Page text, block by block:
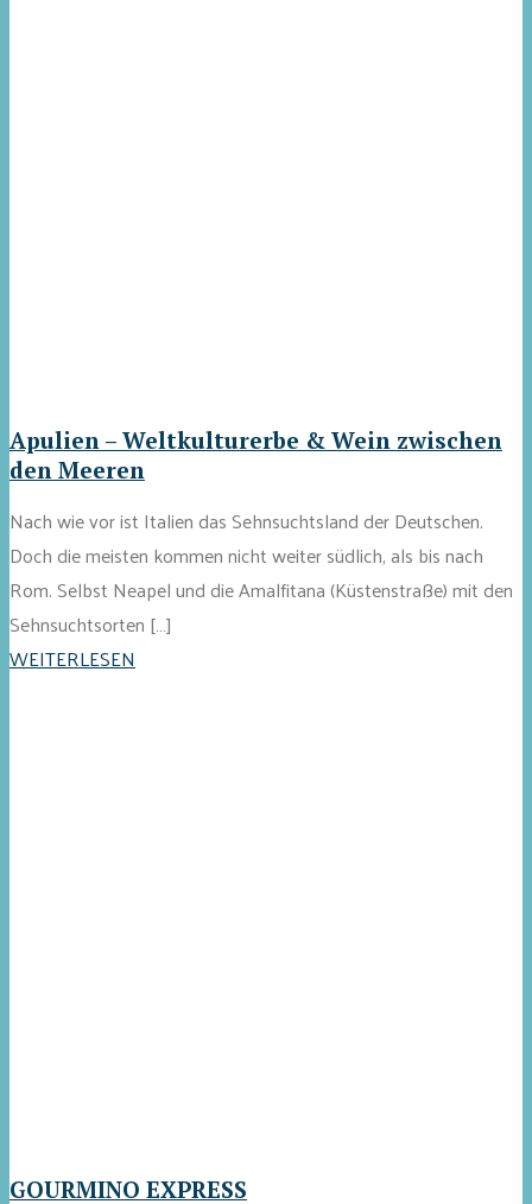
Apulien – Weltkulturerbe & Wein zwischen
den Meeren
Nach wie vor ist Italien das Sehnsuchtsland der Deutschen.
Doch die meisten kommen nicht weiter südlich, als bis nach
Rom. Selbst Neapel und die Amalfitana (Küstenstraße) mit den
Sehnsuchtsorten […]
WEITERLESEN
GOURMINO EXPRESS